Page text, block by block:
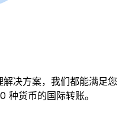
决方案，我们都能满足您
种货币的国际转账。